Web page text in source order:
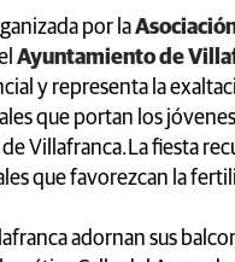
por la
Ayuntamiento de
y representa la
que portan los
de Villafranca.La fiesta
que favorezcan la
adornan sus